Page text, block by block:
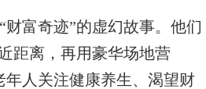
富奇迹”的虚幻故事。他们
距离，再用豪华场地营
年人关注健康养生、渴望财